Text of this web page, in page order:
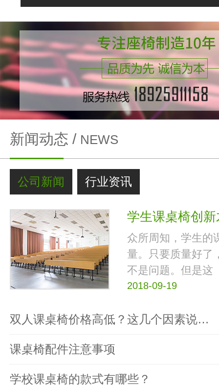
新闻动态 / NEWS
公司新闻 行业资讯
学生课桌椅创
众所周知，学生的
量。只要质量好了
不是问题。但是这
2018-09-19
双人课桌椅价格高低？这几个因素说…
课桌椅配件注意事项
学校课桌椅的款式有哪些？